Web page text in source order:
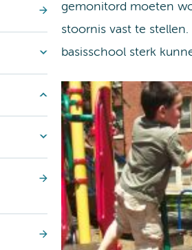
gemonitord moeten
stoornis vast te
basisschool sterk